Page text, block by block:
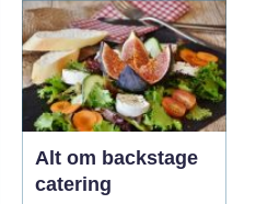
Alt om backstage
catering